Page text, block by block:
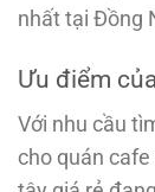
nhất tại Đồng
Ưu điểm
Với nhu cầu
cho quán